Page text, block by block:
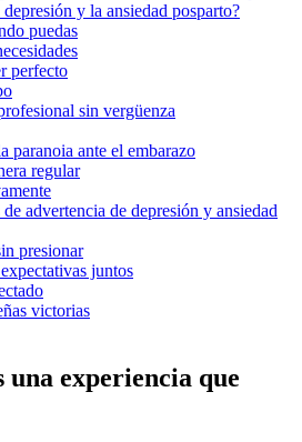
depresión y la ansiedad posparto?
puedas
perfecto
sin vergüenza
paranoia ante el embarazo
regular
de advertencia de depresión y ansiedad
presionar
juntos
victorias
una experiencia que